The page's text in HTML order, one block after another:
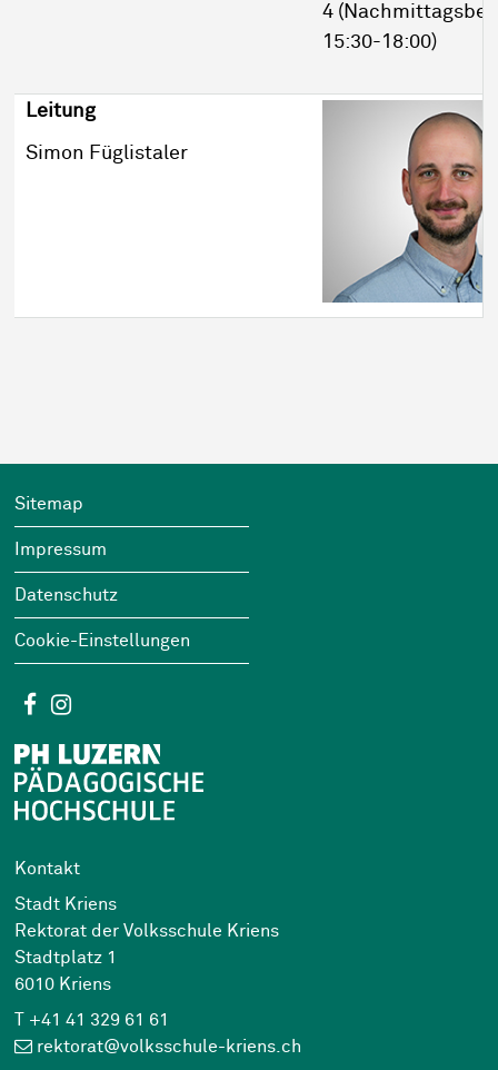
4
15:30-18:00)
Leitung
Simon Füglistaler
Footer
Wichtige Links
Sitemap
Impressum
Datenschutz
Cookie-Einstellungen
Social Media
Facebook
Kontakt
Stadt Kriens
Rektorat der Volksschule Kriens
Stadtplatz 1
6010 Kriens
T +41 41 329 61 61
rektorat@volksschule-kriens.ch